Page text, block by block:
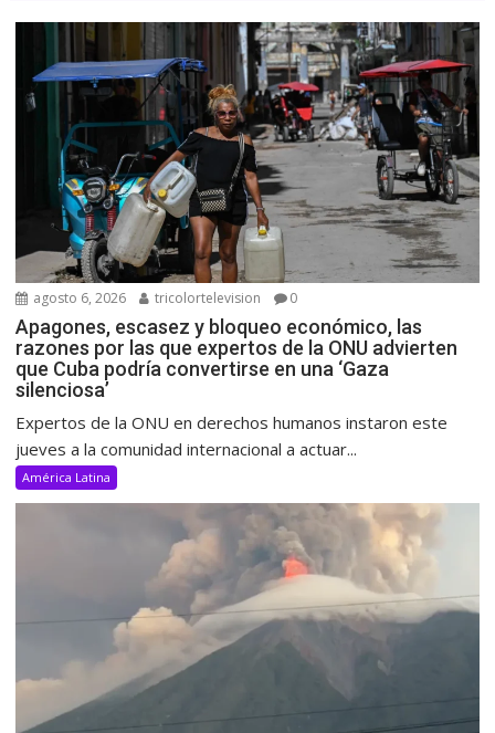
agosto 6, 2026 tricolortelevision 0
Apagones, escasez y bloqueo económico, las
razones por las que expertos de la ONU advierten
que Cuba podría convertirse en una ‘Gaza
silenciosa’
Expertos de la ONU en derechos humanos instaron este
jueves a la comunidad internacional a actuar...
América Latina